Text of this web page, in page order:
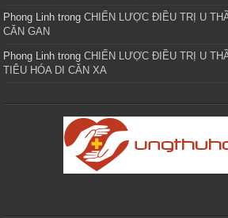
Phong Linh trongCHIẾN LƯỢC ĐIỀU TRỊ U
CĂN GAN
Phong Linh trongCHIẾN LƯỢC ĐIỀU TRỊ U
TIÊU HÓA DI CĂN XA